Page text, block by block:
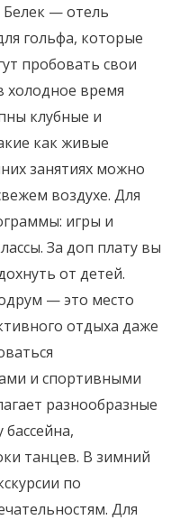
Белек — отель
гольфа, которые
пробовать свои
холодное время
клубные и
как живые
занятиях можно
воздухе. Для
игры и
За доп плату вы
от детей.
— это место
отдыха даже
и спортивными
разнообразные
танцев. В зимний
по
Для